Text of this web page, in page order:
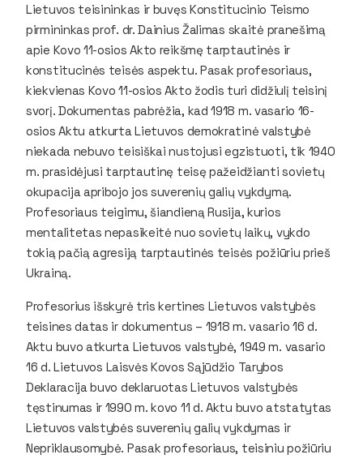
Lietuvos teisininkas ir buvęs Konstitucinio Teismo
pirmininkas prof. dr. Dainius Žalimas skaitė pranešimą
apie Kovo 11-osios Akto reikšmę tarptautinės ir
konstitucinės teisės aspektu. Pasak profesoriaus,
kiekvienas Kovo 11-osios Akto žodis turi didžiulį teisinį
svorį. Dokumentas pabrėžia, kad 1918 m. vasario 16-
osios Aktu atkurta Lietuvos demokratinė valstybė
niekada nebuvo teisiškai nustojusi egzistuoti, tik 1940
m. prasidėjusi tarptautinę teisę pažeidžianti sovietų
okupacija apribojo jos suverenių galių vykdymą.
Profesoriaus teigimu, šiandieną Rusija, kurios
mentalitetas nepasikeitė nuo sovietų laikų, vykdo
tokią pačią agresiją tarptautinės teisės požiūriu prieš
Ukrainą.
Profesorius išskyrė tris kertines Lietuvos valstybės
teisines datas ir dokumentus – 1918 m. vasario 16 d.
Aktu buvo atkurta Lietuvos valstybė, 1949 m. vasario
16 d. Lietuvos Laisvės Kovos Sąjūdžio Tarybos
Deklaracija buvo deklaruotas Lietuvos valstybės
tęstinumas ir 1990 m. kovo 11 d. Aktu buvo atstatytas
Lietuvos valstybės suverenių galių vykdymas ir
Nepriklausomybė. Pasak profesoriaus, teisiniu požiūriu